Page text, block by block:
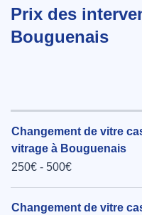
Prix des
Bouguenais
Changement de vitre
vitrage à Bouguenais
250€ - 500€
Changement de vitre